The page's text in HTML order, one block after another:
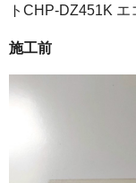
トCHP-DZ451K
施工前